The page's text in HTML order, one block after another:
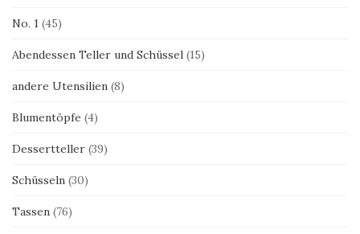
No. 1 (45)
Abendessen Teller und Schüssel (15)
andere Utensilien (8)
Blumentöpfe (4)
Dessertteller (39)
Schüsseln (30)
Tassen (76)